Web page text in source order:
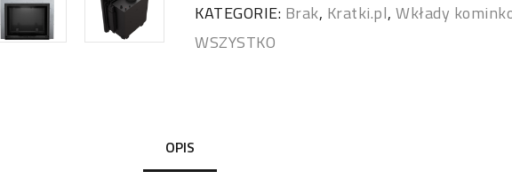
KATEGORIE: Brak, Kratki.pl,Wkłady
WSZYSTKO
OPIS